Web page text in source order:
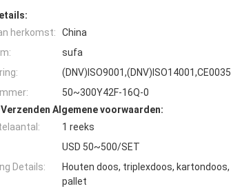
herkomst:
China
sufa
(DNV)ISO9001,(DNV)ISO14001,CE0035
50~300Y42F-16Q-0
Verzenden Algemene voorwaarden:
1 reeks
USD 50~500/SET
Details:
Houten doos, triplexdoos, kartondoos,
pallet